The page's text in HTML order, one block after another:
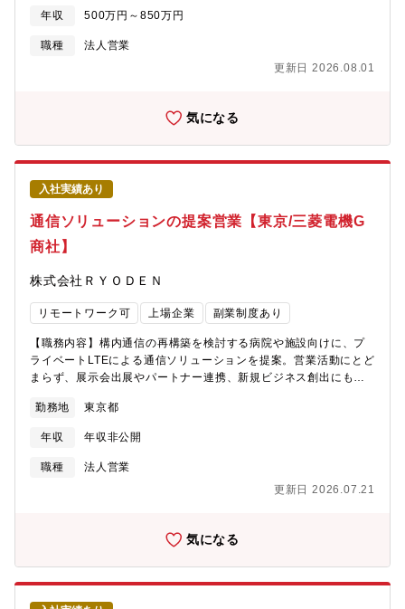
ジションの魅力】医師の診療現場に密接に関わるシステムの医療
の経営層に対するソリューション提案ができます■事業担当者が少
ないタイミングで参画いただくため、事業・組織立ち上げの経験
業の立ち上げなどにも携わる機会があります■調査設計、業務改
も、社長直下で成功の道筋を追い求め、プロダクトを通じて、ビ
のテーマであるエコシステムシナジー実現に携われる■0→1フェー
ズを含めた新規事業開発に携われる／自身のアイデアが事業やプ
ロダクトとなり得る■台頭著しいSaaSビジネスに携われる／実務
を通してSaaSならではのビジネススキル、フレームワークを習得
できる■データドリブンなマーケティング・セールスのスキル、経
験が得られる／実務を通して汎用的なビジネススキルと認められ
るツールが使用できる■ベンチャーで活躍し続けるに必須と言われ
るカオス耐性が身に付く／役割の際限を設けず、主体的に事業や
業務に関与する力が身に付く■キャリア拡張に向けて打席に立つ機
会を多く提供（M＆A、コンサル、マーケティング、カスタマーサ
例（病院）https://youtu.be/iDj4vXvyLNs【所属】クラウドソリ
ニーズをヒアリングし、ITソリューションを活用した課題解決の
提案をおこないます。自社エンジニアと共にチームセールスをお
こない、ネットワーク・仮想サーバ・セキュリティ対策・クラウ
します。■内勤営業またはプリセールスとして、フロントの営業と
ョンの説明会や勉強会の企画が多く行われるため、スキル習得機
会は多いです。・大手製造企業、金融機関、通信事業者など著名
な企業と関わることが可能です。【働き方】全社残業平均時間
16h、全社リモート勤務率7割、フレックス制度など働きやすい環
境が整っております。【仕事の魅力】・大規模（顧客）プロジェ
クトにかかわることができる・幅広い業界でのビジネス経験を積
むことができる・職場は社内ITインフラ環境も充実しており、テ
レワークをはじめ新しい働き方を取り入れている・日本ユニシス
グループとして様々な福利厚生制度を活用可能【会社の魅力】 ■
したDXソリューション提案を強化しており、攻めと守りのITビジ
ネスを現場にて学ぶことが可能です。
https://www.uniadex.co.jp/news/2021/20210630_cloudpas.html
https://japan.zdnet.com/extra/uniadex_202008/351574 ユニア
デックスが挑戦するウィズコロナ時代におけるDXビジネスとは ■
ベンダーフリーでお客様にとって最善のサービスを提供すること
が可能です。 ■各業界トップ5以内のお客様が多く大規模なシステ
ング72位・平均年収818万円 ■2023卒楽天みん就「新卒人気IT企
年収 500万円～850万円
職種
法人営業
更新日 2026.08.01
気になる
入社実績あり
通信ソリューションの提案営業【東京/三菱電機G
商社】
株式会社ＲＹＯＤＥＮ
リモートワーク可 上場企業 副業制度あり
【職務内容】構内通信の再構築を検討する病院や施設向けに、プ
ライベートLTEによる通信ソリューションを提案。営業活動にとど
まらず、展示会出展やパートナー連携、新規ビジネス創出にも関
ている病院や施設に対して、プライベートLTE技術を活用した新た
な通信システムの提案営業を行います。■顧客の通信ニーズをヒア
リングし、最適なシステム構成を設計■パートナー企業と連携した
効率的な販売体制の構築■展示会出展や営業資料作成などの企画業
案に活かす業務も担当していただきます。【魅力】■公衆PHSサー
ターゲット市場となる大きなビジネスチャンス■営業だけでなく、
企画立案や展示会出展など、事業全体の成長に関わることができ
る■有力パートナー企業と連携し、効率的な販売体制を構築する経
験が積める【働きやすさ】顧客の現場に入り込み、実践的な提案
ができる環境◎新規事業のため自分のアイデアを形にできます
勤務地 東京都
年収 年収非公開
職種
法人営業
更新日 2026.07.21
気になる